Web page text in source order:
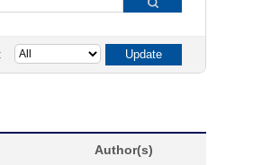
Author(s)